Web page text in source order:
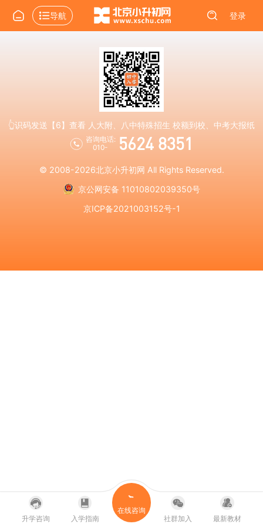
导航 登录
👆识码发送【6】查看 人大附、八中特殊招生 校额到校、中考大报纸
咨询电话:
010-
5624 8351
© 2008-2026北京小升初网 All Rights Reserved.
京公网安备 11010802039350号
京ICP备2021003152号-1
升学咨询 入学指南
在线咨询
社群加入
最新教材